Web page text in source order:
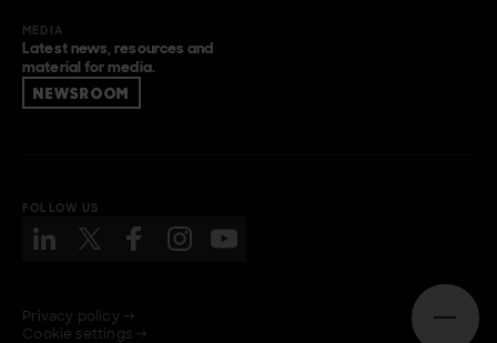
MEDIA
Latest news, resources and
material for media.
NEWSROOM
FOLLOW US
Privacy policy →
Cookie settings →